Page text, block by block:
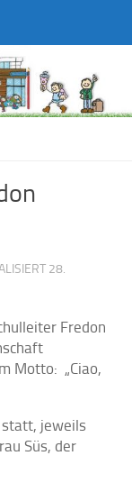
28.
Fredon
Motto: „Ciao,
statt, jeweils
Süs, der